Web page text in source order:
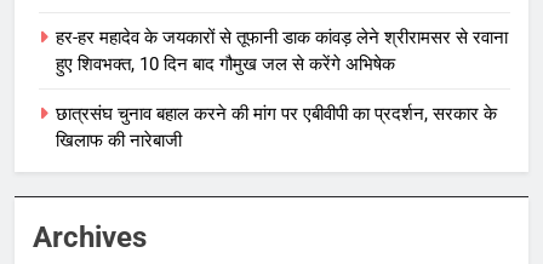
हर-हर महादेव के जयकारों से तूफानी डाक कांवड़ लेने श्रीरामसर से रवाना
हुए शिवभक्त, 10 दिन बाद गौमुख जल से करेंगे अभिषेक
छात्रसंघ चुनाव बहाल करने की मांग पर एबीवीपी का प्रदर्शन, सरकार के
खिलाफ की नारेबाजी
Archives